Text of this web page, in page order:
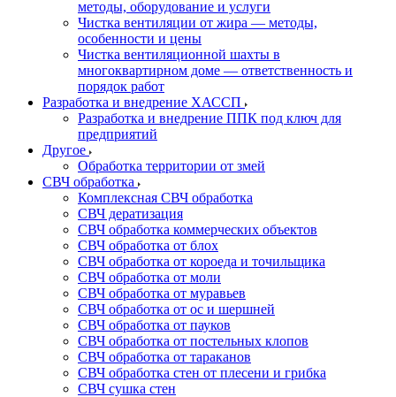
методы, оборудование и услуги
Чистка вентиляции от жира — методы,
особенности и цены
Чистка вентиляционной шахты в
многоквартирном доме — ответственность и
порядок работ
Разработка и внедрение ХАССП
Разработка и внедрение ППК под ключ для
предприятий
Другое
Обработка территории от змей
СВЧ обработка
Комплексная СВЧ обработка
СВЧ дератизация
СВЧ обработка коммерческих объектов
СВЧ обработка от блох
СВЧ обработка от короеда и точильщика
СВЧ обработка от моли
СВЧ обработка от муравьев
СВЧ обработка от ос и шершней
СВЧ обработка от пауков
СВЧ обработка от постельных клопов
СВЧ обработка от тараканов
СВЧ обработка стен от плесени и грибка
СВЧ сушка стен